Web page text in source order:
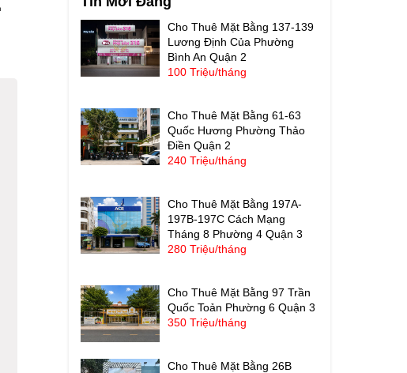
Cho Thuê Mặt Bằng 137-139
Lương Định Của Phường
Bình An Quận 2
100 Triệu/tháng
Cho Thuê Mặt Bằng 61-63
Quốc Hương Phường Thảo
Điền Quận 2
240 Triệu/tháng
Cho Thuê Mặt Bằng 197A-
197B-197C Cách Mạng
Tháng 8 Phường 4 Quận 3
280 Triệu/tháng
Cho Thuê Mặt Bằng 97 Trần
Quốc Toản Phường 6 Quận 3
350 Triệu/tháng
Cho Thuê Mặt Bằng 26B